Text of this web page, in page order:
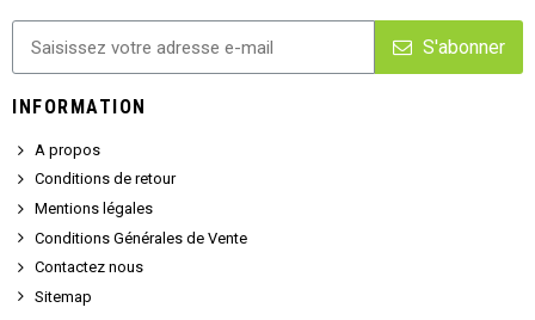
S'abonner
INFORMATION
A propos
Conditions de retour
Mentions légales
Conditions Générales de Vente
Contactez nous
Sitemap